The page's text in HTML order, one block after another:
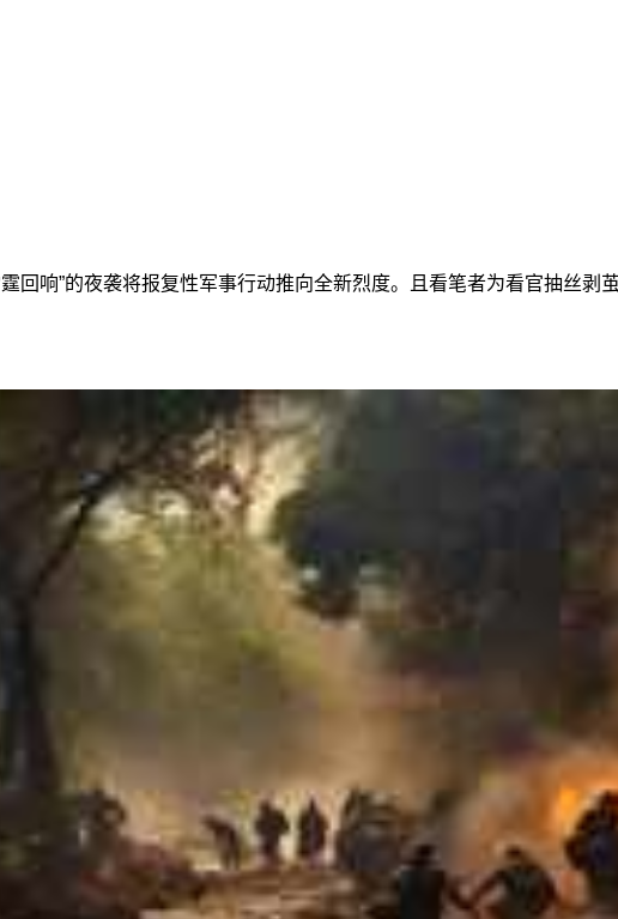
回响”的夜袭将报复性军事行动推向全新烈度。且看笔者为看官抽丝剥